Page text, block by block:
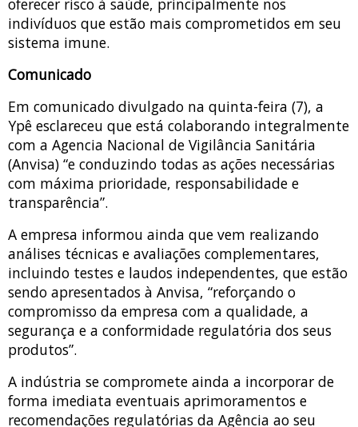
oferecer risco à saúde, principalmente nos
indivíduos que estão mais comprometidos em seu
sistema imune.
Comunicado
Em comunicado divulgado na quinta-feira (7), a
Ypê esclareceu que está colaborando integralmente
com a Agencia Nacional de Vigilância Sanitária
(Anvisa) “e conduzindo todas as ações necessárias
com máxima prioridade, responsabilidade e
transparência”.
A empresa informou ainda que vem realizando
análises técnicas e avaliações complementares,
incluindo testes e laudos independentes, que estão
sendo apresentados à Anvisa, “reforçando o
compromisso da empresa com a qualidade, a
segurança e a conformidade regulatória dos seus
produtos”.
A indústria se compromete ainda a incorporar de
forma imediata eventuais aprimoramentos e
recomendações regulatórias da Agência ao seu